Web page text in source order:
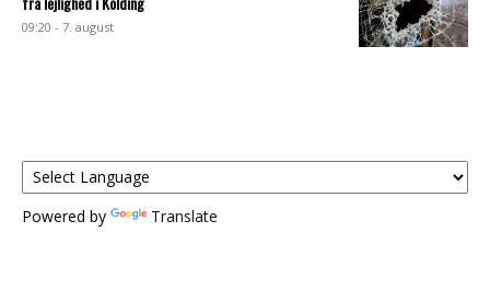
09:20 - 7. august
Powered by Translate